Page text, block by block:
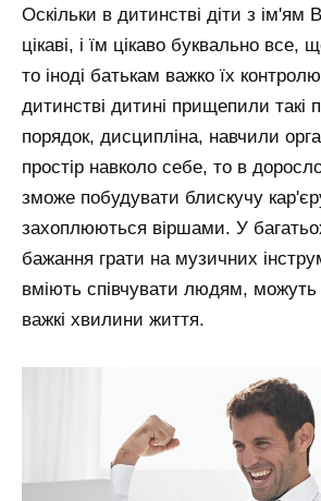
Оскільки в дитинстві діти з ім'ям
цікаві, і їм цікаво буквально все,
то іноді батькам важко їх
дитинстві дитині прищепили такі
порядок, дисципліна, навчили
простір навколо себе, то в
зможе побудувати блискучу
захоплюються віршами. У
бажання грати на музичних
вміють співчувати людям, можуть
важкі хвилини життя.